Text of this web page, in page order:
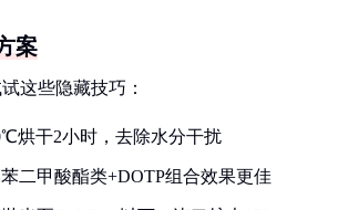
案
这些隐藏技巧：
烘干2小时，去除水分干扰
二甲酸酯类+DOTP组合效果更佳